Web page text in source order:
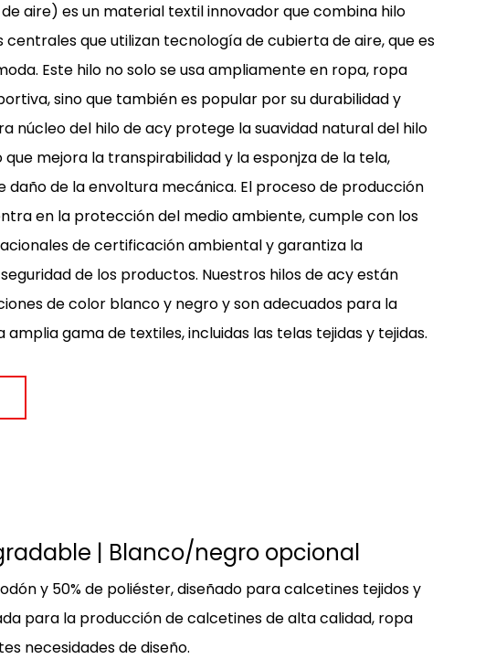
aire) es un material textil innovador que combina hilo
que utilizan tecnología de cubierta de aire, que es
Este hilo no solo se usa ampliamente en ropa, ropa
sino que también es popular por su durabilidad y
núcleo del hilo de acy protege la suavidad natural del hilo
mejora la transpirabilidad y la esponjza de la tela,
daño de la envoltura mecánica. El proceso de producción
en la protección del medio ambiente, cumple con los
de certificación ambiental y garantiza la
de los productos. Nuestros hilos de acy están
de color blanco y negro y son adecuados para la
amplia gama de textiles, incluidas las telas tejidas y tejidas.
| Blanco/negro opcional
y 50% de poliéster, diseñado para calcetines tejidos y
para la producción de calcetines de alta calidad, ropa
necesidades de diseño.